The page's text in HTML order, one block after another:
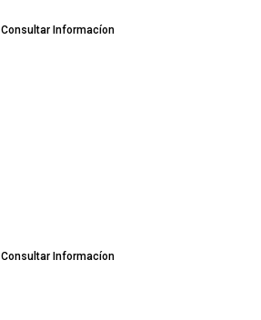
Consultar Informacíon
Consultar Informacíon